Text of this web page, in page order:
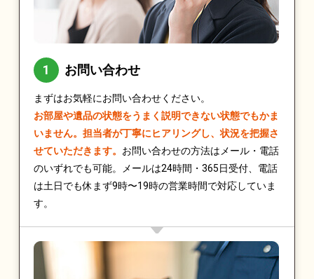
お問い合わせ
まずはお気軽にお問い合わせください。
お部屋や遺品の状態をうまく説明できない状態でもかま
いません。担当者が丁寧にヒアリングし、状況を把握さ
せていただきます。 お問い合わせの方法はメール・電話
のいずれでも可能。メールは24時間・365日受付、電話
は土日でも休まず9時〜19時の営業時間で対応していま
す。